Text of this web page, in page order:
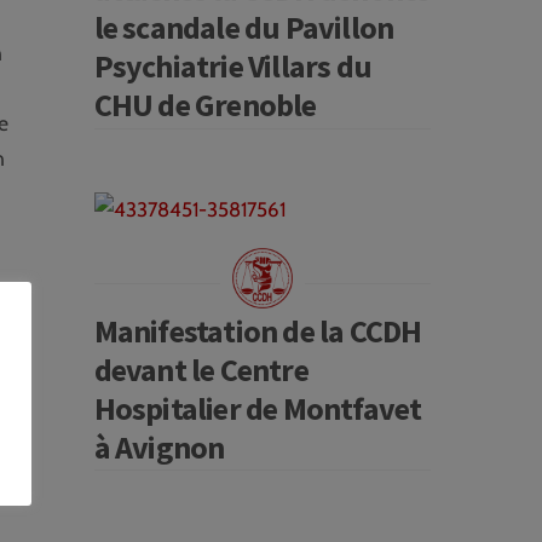
le scandale du Pavillon
Psychiatrie Villars du
CHU de Grenoble
Manifestation de la CCDH
devant le Centre
Hospitalier de Montfavet
à Avignon